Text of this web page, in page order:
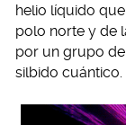
helio líquido
polo norte y de
por un grupo
silbido